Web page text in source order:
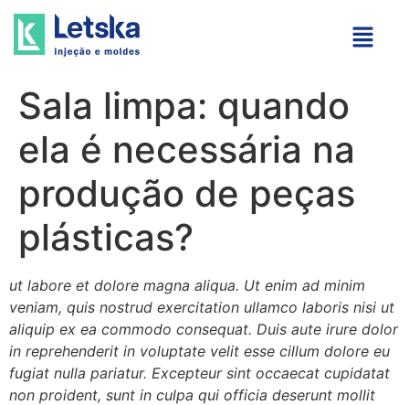
Sala limpa: quando
ela é necessária na
produção de peças
plásticas?
ut labore et dolore magna aliqua. Ut enim ad minim
veniam, quis nostrud exercitation ullamco laboris nisi ut
aliquip ex ea commodo consequat. Duis aute irure dolor
in reprehenderit in voluptate velit esse cillum dolore eu
fugiat nulla pariatur. Excepteur sint occaecat cupidatat
non proident, sunt in culpa qui officia deserunt mollit